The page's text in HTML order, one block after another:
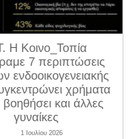
Η Κοινο_Τοπία
7 περιπτώσεις
ενδοοικογενειακής
χρήματα
και άλλες
γυναίκες
1 Ιουλίου 2026